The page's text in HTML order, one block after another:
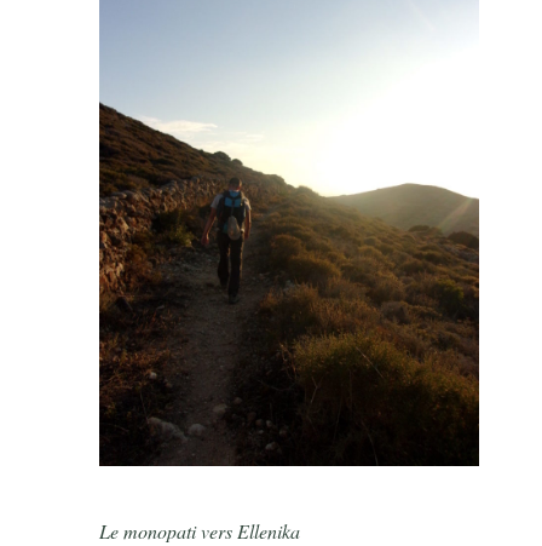
Le monopati vers Ellenika